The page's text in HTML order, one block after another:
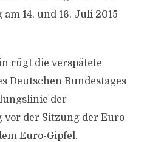
14. und 16. Juli 2015
rügt die verspätete
Deutschen Bundestages
der
vor der Sitzung der Euro-
Euro-Gipfel.